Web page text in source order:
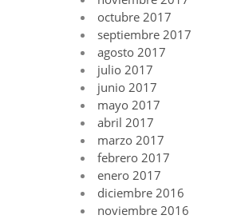
octubre 2017
septiembre 2017
agosto 2017
julio 2017
junio 2017
mayo 2017
abril 2017
marzo 2017
febrero 2017
enero 2017
diciembre 2016
noviembre 2016